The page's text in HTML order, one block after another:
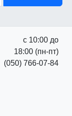
с 10:00 до
18:00 (пн-пт)
(050) 766-07-84